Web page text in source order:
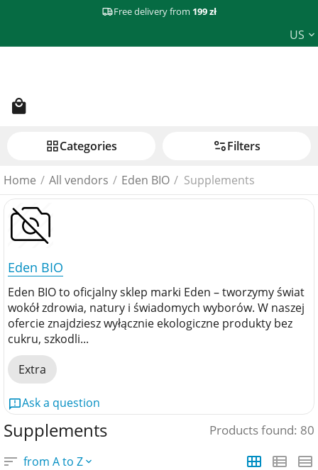
Free delivery from 199 zł
US
Сategories Filters
Home / All vendors / Eden BIO / Supplements
Supplements Products found: 80
from A to Z
Eden BIO
Eden BIO to oficjalny sklep marki Eden – tworzymy świat
wokół zdrowia, natury i świadomych wyborów. W naszej
ofercie znajdziesz wyłącznie ekologiczne produkty bez
cukru, szkodli...
Extra
Ask a question